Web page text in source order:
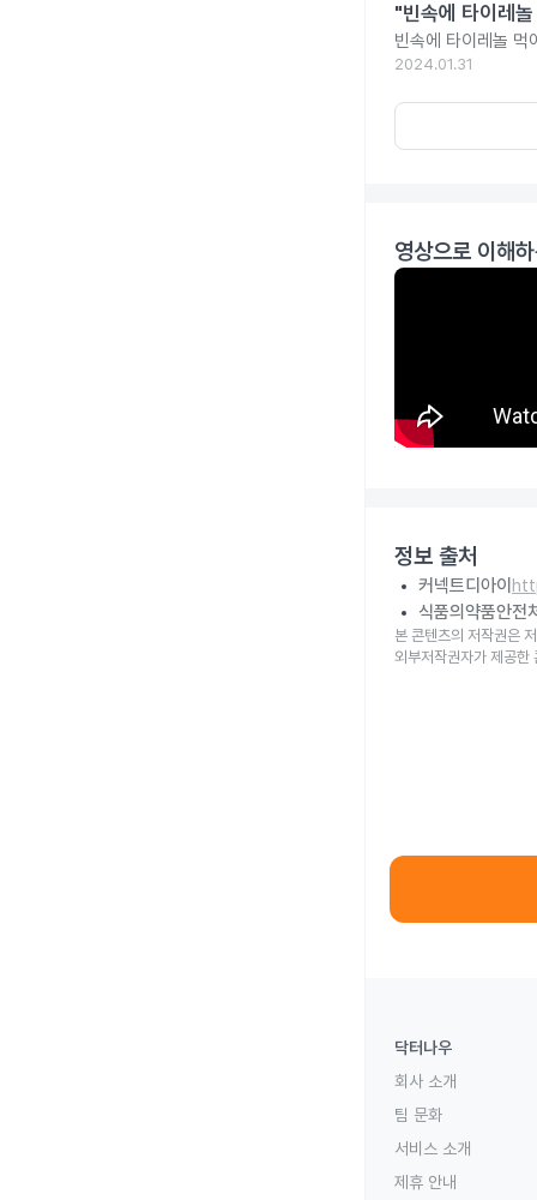
"빈속에 타이레
빈속에 타이레놀 먹
2024.01.31
영상으로 이해
정보 출처
커넥트디아이
식품의약품안전
본 콘텐츠의 저작권은
외부저작권자가 제공한
닥터나우
회사 소개
팀 문화
서비스 소개
제휴 안내